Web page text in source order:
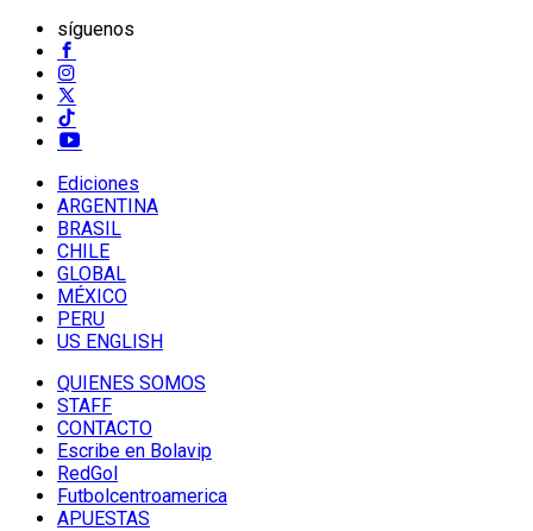
síguenos
Ediciones
ARGENTINA
BRASIL
CHILE
GLOBAL
MÉXICO
PERU
US ENGLISH
QUIENES SOMOS
STAFF
CONTACTO
Escribe en Bolavip
RedGol
Futbolcentroamerica
APUESTAS